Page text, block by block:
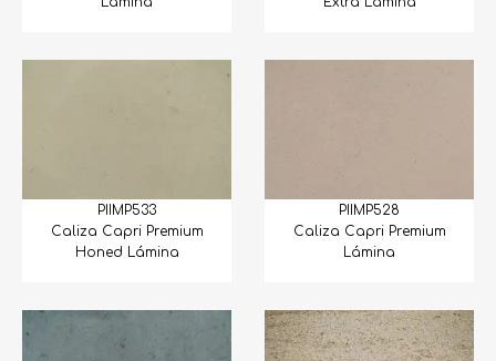
PIIMP533
Caliza Capri Premium
Honed Lámina
PIIMP528
Caliza Capri Premium
Lámina